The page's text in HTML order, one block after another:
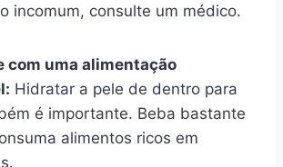
incomum, consulte um médico.
com uma alimentação
Hidratar a pele de dentro para
é importante. Beba bastante
alimentos ricos em